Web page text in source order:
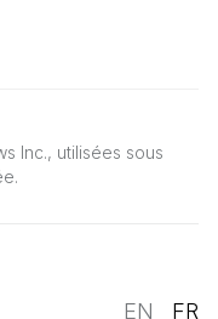
Inc., utilisées sous
EN FR